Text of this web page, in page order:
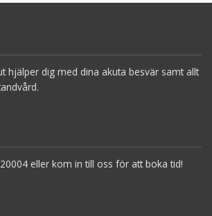
hjälper dig med dina akuta besvär samt allt
eller kom in till oss för att boka tid!